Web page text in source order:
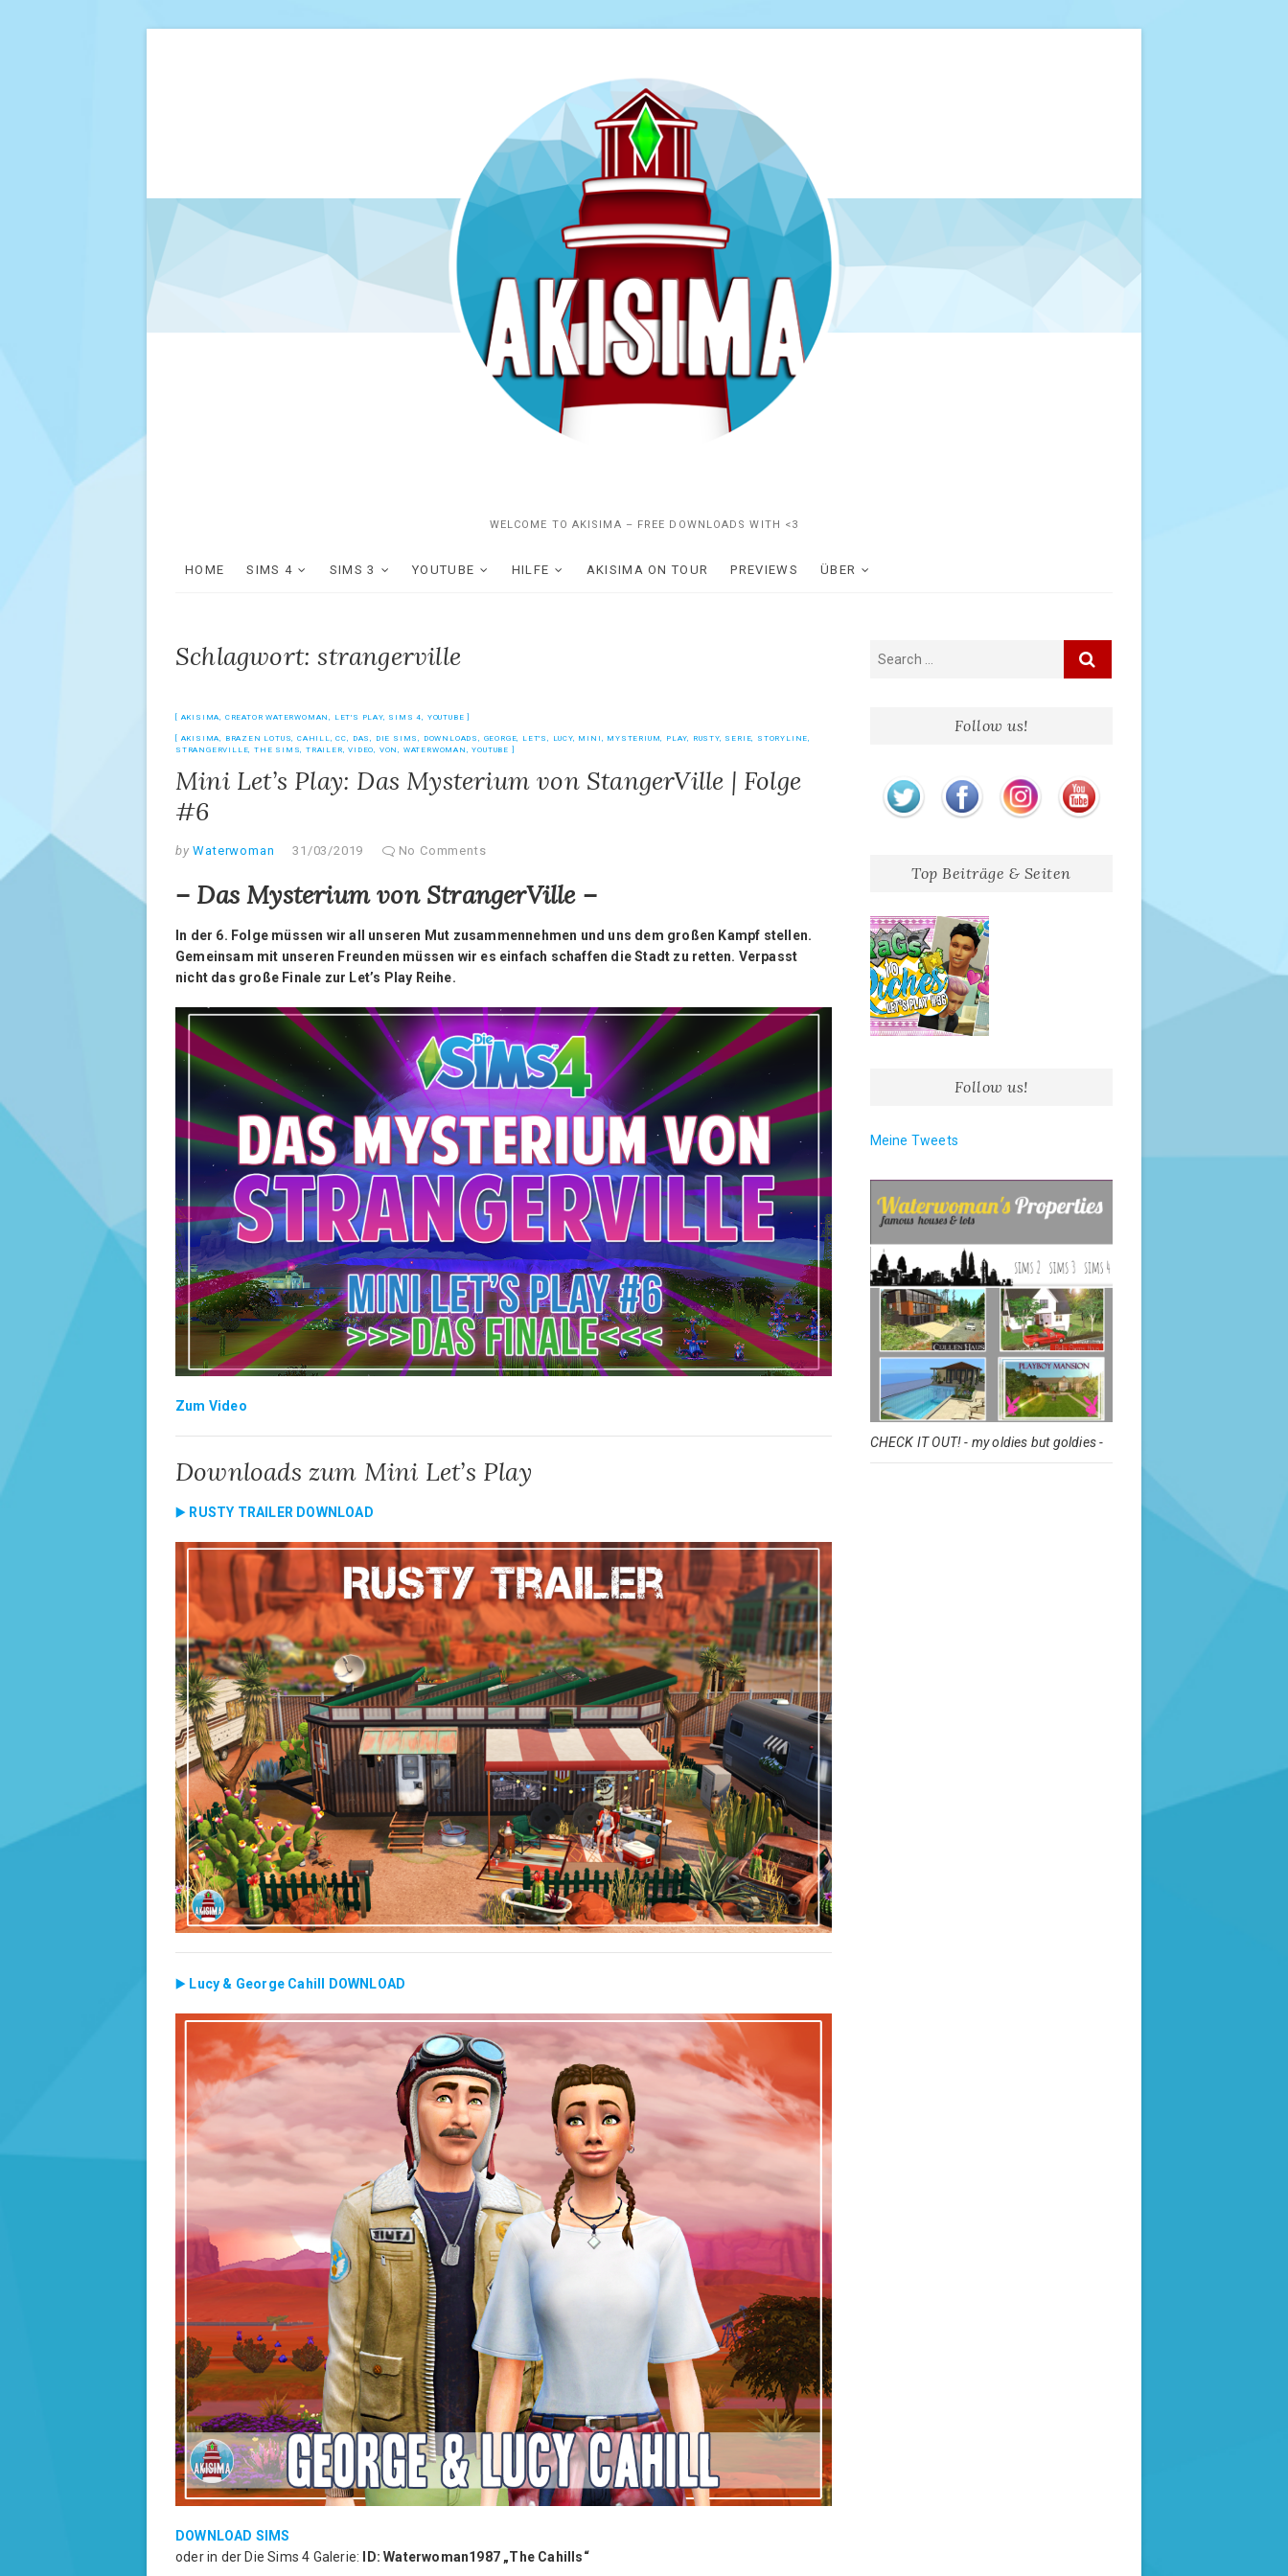
WELCOME TO AKISIMA – FREE DOWNLOADS WITH <3
HOME SIMS 4 SIMS 3 YOUTUBE HILFE AKISIMA ON TOUR PREVIEWS ÜBER
Schlagwort: strangerville
AKISIMA, CREATOR WATERWOMAN, LET'S PLAY, SIMS 4, YOUTUBE
AKISIMA, BRAZEN LOTUS,CAHILL,CC, DAS, DIE SIMS, DOWNLOADS , GEORGE, LET'S , LUCY, MINI , MYSTERIUM, PLAY, RUSTY, SERIE, STORYLINE,
STRANGERVILLE,THE SIMS,TRAILER,VIDEO, VON, WATERWOMAN ,YOUTUBE
Mini Let’s Play: Das Mysterium von StangerVille | Folge
#6
by Waterwoman 31/03/2019 No Comments
– Das Mysterium von StrangerVille –
In der 6. Folge müssen wir all unseren Mut zusammennehmen und uns dem großen Kampf stellen.
Gemeinsam mit unseren Freunden müssen wir es einfach schaffen die Stadt zu retten. Verpasst
nicht das große Finale zur Let’s Play Reihe.
Zum Video
Downloads zum Mini Let’s Play
▶️ RUSTY TRAILER DOWNLOAD
▶️ Lucy & George Cahill DOWNLOAD
DOWNLOAD SIMS
oder in der Die Sims 4 Galerie: ID: Waterwoman1987 „The Cahills“
Follow us!
Top Beiträge & Seiten
Follow us!
Meine Tweets
CHECK IT OUT! - my oldies but goldies -